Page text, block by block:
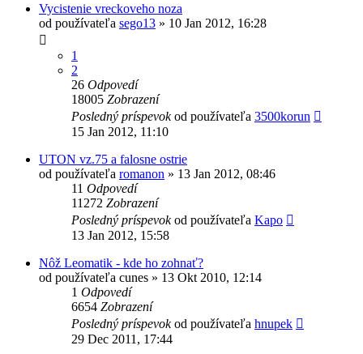
Vycistenie vreckoveho noza
od používateľa sego13 » 10 Jan 2012, 16:28
1
2
26 Odpovedí
18005 Zobrazení
Posledný príspevokod používateľa 3500korun
15 Jan 2012, 11:10
UTON vz.75 a falosne ostrie
od používateľa romanon » 13 Jan 2012, 08:46
11 Odpovedí
11272 Zobrazení
Posledný príspevokod používateľa Kapo
13 Jan 2012, 15:58
Nôž Leomatik - kde ho zohnať?
od používateľa cunes » 13 Okt 2010, 12:14
1 Odpovedí
6654 Zobrazení
Posledný príspevokod používateľa hnupek
29 Dec 2011, 17:44